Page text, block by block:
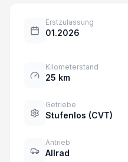
Erstzulassung
01.2026
Kilometerstand
25 km
Getriebe
Stufenlos (CVT)
Antrieb
Allrad